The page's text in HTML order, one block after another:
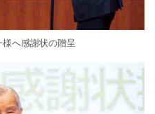
へ感謝状の贈呈